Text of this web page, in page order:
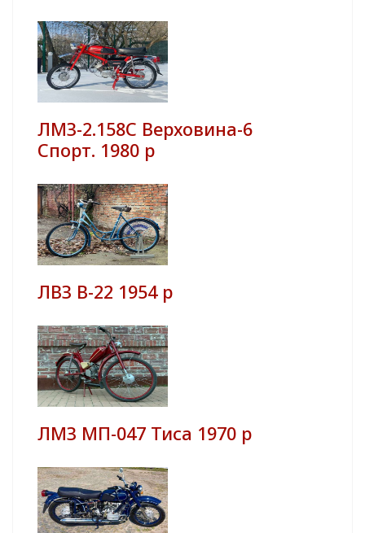
ЛМЗ-2.158С Верховина-6
Спорт. 1980 р
ЛВЗ В-22 1954 р
ЛМЗ МП-047 Тиса 1970 р